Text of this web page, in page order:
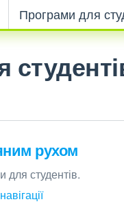
рухом
студентів.